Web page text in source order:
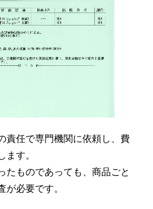
責任で専門機関に依頼し、費
ます。
たものであっても、商品ごと
が必要です。